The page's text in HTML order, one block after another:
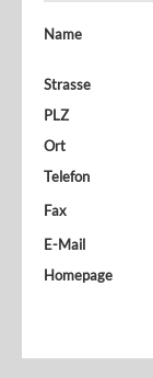
Name
Strasse
PLZ
Ort
Telefon
Fax
E-Mail
Homepage